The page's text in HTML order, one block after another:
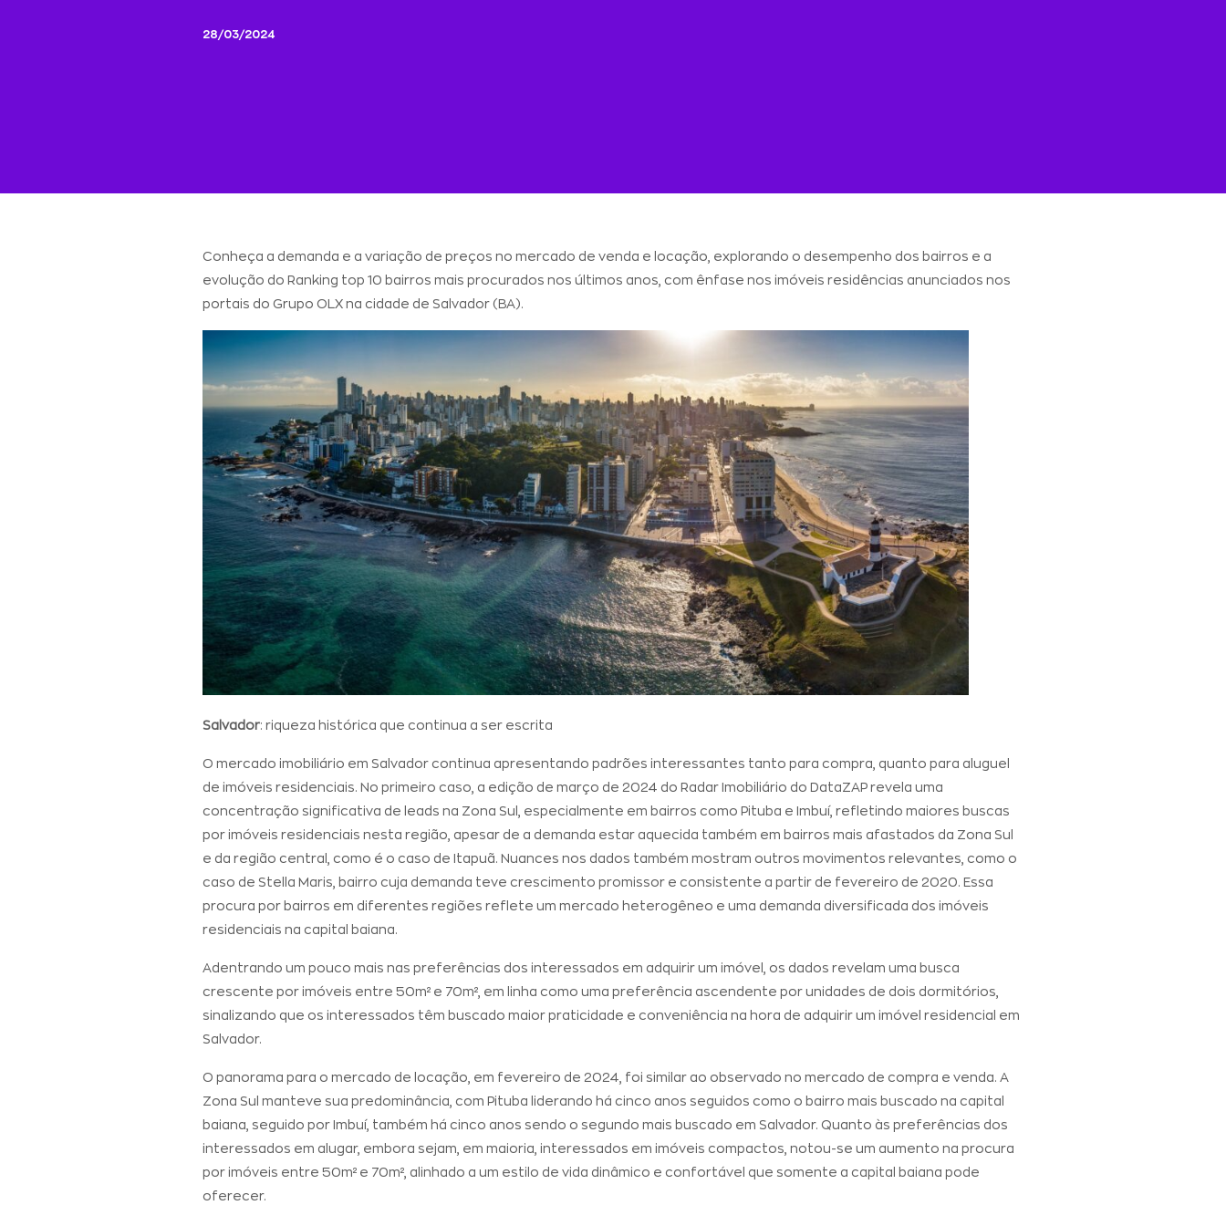
28/03/2024
Conheça a demanda e a variação de preços no mercado de venda e locação, explorando o desempenho dos bairros e a
evolução do Ranking top 10 bairros mais procurados nos últimos anos, com ênfase nos imóveis residências anunciados nos
portais do Grupo OLX na cidade de Salvador (BA).
Salvador: riqueza histórica que continua a ser escrita
O mercado imobiliário em Salvador continua apresentando padrões interessantes tanto para compra, quanto para aluguel
de imóveis residenciais. No primeiro caso, a edição de março de 2024 do Radar Imobiliário do DataZAP revela uma
concentração significativa de leads na Zona Sul, especialmente em bairros como Pituba e Imbuí, refletindo maiores buscas
por imóveis residenciais nesta região, apesar de a demanda estar aquecida também em bairros mais afastados da Zona Sul
e da região central, como é o caso de Itapuã. Nuances nos dados também mostram outros movimentos relevantes, como o
caso de Stella Maris, bairro cuja demanda teve crescimento promissor e consistente a partir de fevereiro de 2020. Essa
procura por bairros em diferentes regiões reflete um mercado heterogêneo e uma demanda diversificada dos imóveis
residenciais na capital baiana.
Adentrando um pouco mais nas preferências dos interessados em adquirir um imóvel, os dados revelam uma busca
crescente por imóveis entre 50m² e 70m², em linha como uma preferência ascendente por unidades de dois dormitórios,
sinalizando que os interessados têm buscado maior praticidade e conveniência na hora de adquirir um imóvel residencial em
Salvador.
O panorama para o mercado de locação, em fevereiro de 2024, foi similar ao observado no mercado de compra e venda. A
Zona Sul manteve sua predominância, com Pituba liderando há cinco anos seguidos como o bairro mais buscado na capital
baiana, seguido por Imbuí, também há cinco anos sendo o segundo mais buscado em Salvador. Quanto às preferências dos
interessados em alugar, embora sejam, em maioria, interessados em imóveis compactos, notou-se um aumento na procura
por imóveis entre 50m² e 70m², alinhado a um estilo de vida dinâmico e confortável que somente a capital baiana pode
oferecer.